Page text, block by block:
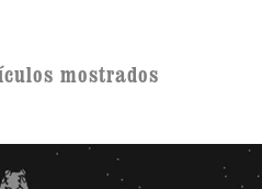
mostrados